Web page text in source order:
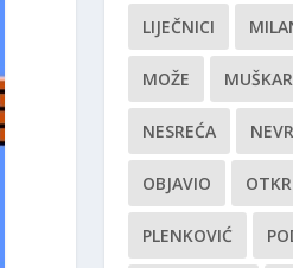
LIJEČNICI
MOŽE
NESREĆA
OBJAVIO
PLENKOVIĆ